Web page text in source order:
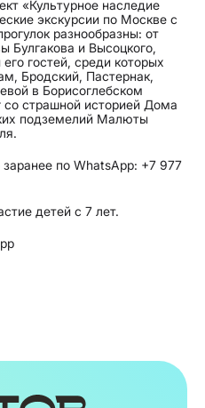
«Культурное наследие
экскурсии по Москве с
разнообразны: от
Булгакова и Высоцкого,
гостей, среди которых
Бродский, Пастернак,
в Борисоглебском
со страшной историей Дома
подземелий Малюты
по WhatsApp: +7 977
детей с 7 лет.